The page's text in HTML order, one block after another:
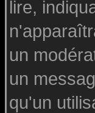
lire,
un
un
qu'un